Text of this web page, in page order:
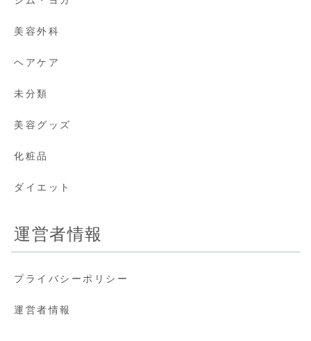
美容外科
ヘアケア
未分類
美容グッズ
化粧品
ダイエット
運営者情報
プライバシーポリシー
運営者情報